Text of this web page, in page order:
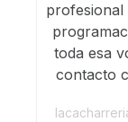
profesional
toda esa
contacto